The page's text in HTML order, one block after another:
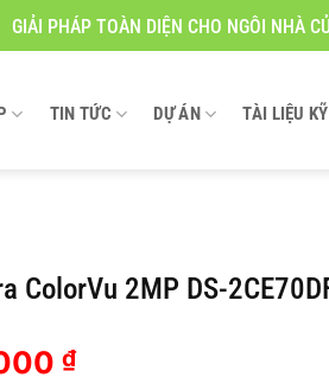
GIẢI PHÁP TOÀN DIỆN CHO NGÔI NHÀ
TIN TỨC DỰ ÁN TÀI LIỆU
ColorVu 2MP DS-
₫